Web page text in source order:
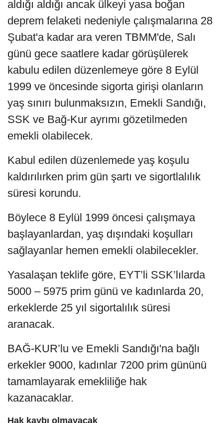
aldığı aldığı ancak ülkeyi yasa boğan
deprem felaketi nedeniyle çalışmalarına 28
Şubat'a kadar ara veren TBMM'de, Salı
günü gece saatlere kadar görüşülerek
kabulu edilen düzenlemeye göre 8 Eylül
1999 ve öncesinde sigorta girişi olanların
yaş sınırı bulunmaksızın, Emekli Sandığı,
SSK ve Bağ-Kur ayrımı gözetilmeden
emekli olabilecek.
Kabul edilen düzenlemede yaş koşulu
kaldırılırken prim gün şartı ve sigortlalılık
süresi korundu.
Böylece 8 Eylül 1999 öncesi çalışmaya
başlayanlardan, yaş dışındaki koşulları
sağlayanlar hemen emekli olabilecekler.
Yasalaşan teklife göre, EYT’li SSK’lılarda
5000 – 5975 prim günü ve kadınlarda 20,
erkeklerde 25 yıl sigortalılık süresi
aranacak.
BAĞ-KUR’lu ve Emekli Sandığı'na bağlı
erkekler 9000, kadınlar 7200 prim gününü
tamamlayarak emekliliğe hak
kazanacaklar.
Hak kaybı olmayacak